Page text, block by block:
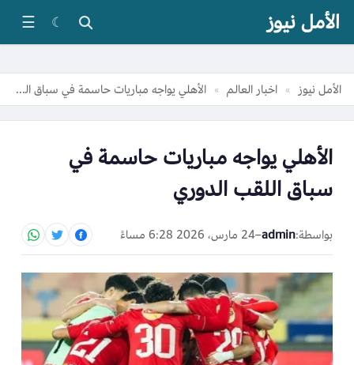
الأمل نيوز ☾
☰
الأمل نيوز » اخبار العالم » الأهلي يواجه مباريات حاسمة في سباق اللقب الدوري
الأهلي يواجه مباريات حاسمة في
سباق اللقب الدوري
بواسطة:admin
–24 مارس، 2026 6:28 مساءً